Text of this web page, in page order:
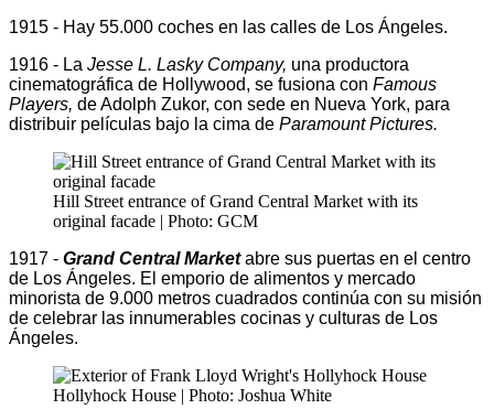
1915 - Hay 55.000 coches en las calles de Los Ángeles.
1916 - La Jesse L. Lasky Company, una productora
cinematográfica de Hollywood, se fusiona con Famous
Players, de Adolph Zukor, con sede en Nueva York, para
distribuir películas bajo la cima de Paramount Pictures.
Hill Street entrance of Grand Central Market with its
original facade | Photo: GCM
1917 - Grand Central Marketabre sus puertas en el centro
de Los Ángeles. El emporio de alimentos y mercado
minorista de 9.000 metros cuadrados continúa con su misión
de celebrar las innumerables cocinas y culturas de Los
Ángeles.
Hollyhock House | Photo: Joshua White